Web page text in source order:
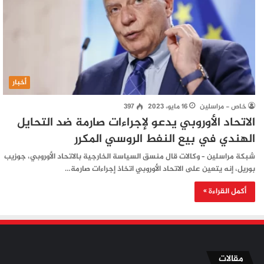
أخبار
خاص - مراسلين 16 مايو، 2023 397
الاتحاد الأوروبي يدعو لإجراءات صارمة ضد التحايل
الهندي في بيع النفط الروسي المكرر
شبكة مراسلين – وكالات قال منسق السياسة الخارجية بالاتحاد الأوروبي، جوزيب
بوريل، إنه يتعين على الاتحاد الأوروبي اتخاذ إجراءات صارمة…
أكمل القراءة »
مقالات